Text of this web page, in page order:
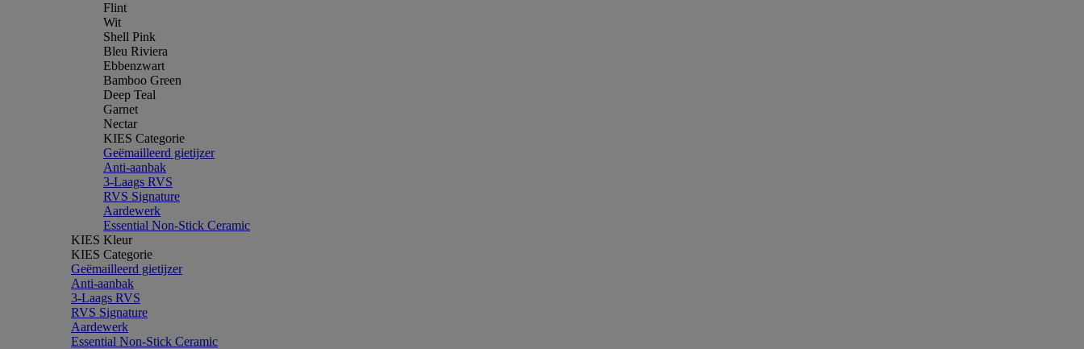
Flint
Wit
Shell Pink
Bleu Riviera
Ebbenzwart
Bamboo Green
Deep Teal
Garnet
Nectar
KIES Categorie
Geëmailleerd gietijzer
Anti-aanbak
3-Laags RVS
RVS Signature
Aardewerk
Essential Non-Stick Ceramic
KIES Kleur
KIES Categorie
Geëmailleerd gietijzer
Anti-aanbak
3-Laags RVS
RVS Signature
Aardewerk
Essential Non-Stick Ceramic